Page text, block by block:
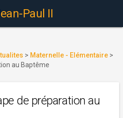
Paul II
> Maternelle - Elémentaire >
au Baptême
de préparation au